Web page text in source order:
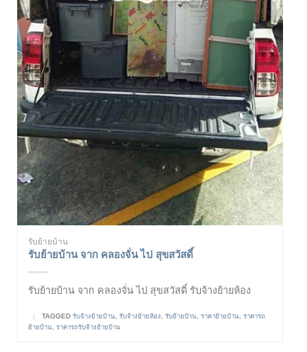
รับย้ายบ้าน
รับย้ายบ้าน จาก คลองจั่น ไป สุขสวัสดิ์
รับย้ายบ้าน จาก คลองจั่น ไป สุขสวัสดิ์ รับจ้างย้ายห้อง
| TAGGED รับจ้างย้ายบ้าน รับจ้างย้ายห้อง รับย้ายบ้าน ราคาย้ายบ้าน ราคารถ
ย้ายบ้าน ราคารถรับจ้างย้ายบ้าน